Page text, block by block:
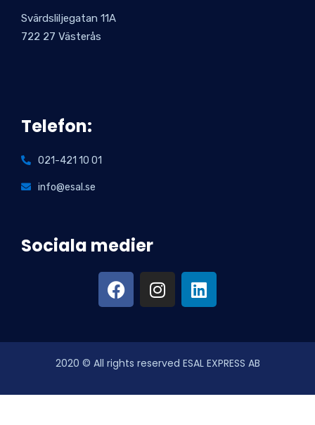
Svärdsliljegatan 11A
722 27 Västerås
Telefon:
021-421 10 01
info@esal.se
Sociala medier
2020 © All rights reserved ESAL EXPRESS AB